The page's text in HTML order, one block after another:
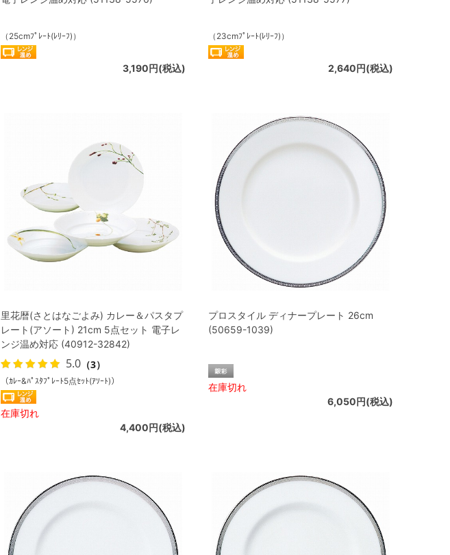
（25cmﾌﾟﾚｰﾄ(ﾚﾘｰﾌ)）
3,190円(税込)
（23cmﾌﾟﾚｰﾄ(ﾚﾘｰﾌ)）
2,640円(税込)
里花暦(さとはなごよみ) カレー＆パスタプ
レート(アソート) 21cm 5点セット 電子レ
ンジ温め対応 (40912-32842)
5.0 （3）
（ｶﾚｰ&ﾊﾟｽﾀﾌﾟﾚｰﾄ5点ｾｯﾄ(ｱｿｰﾄ)）
在庫切れ
4,400円(税込)
プロスタイル ディナープレート 26cm
(50659-1039)
在庫切れ
6,050円(税込)